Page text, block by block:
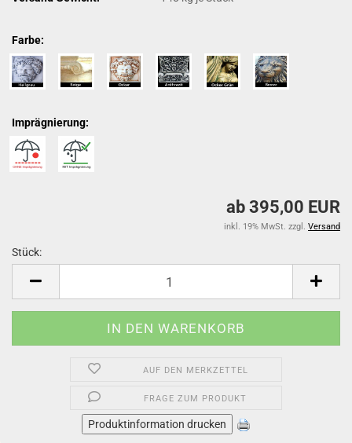
Farbe:
Imprägnierung:
ab 395,00 EUR
inkl. 19% MwSt. zzgl. Versand
Stück:
AUF DEN MERKZETTEL
FRAGE ZUM PRODUKT
Produktinformation drucken